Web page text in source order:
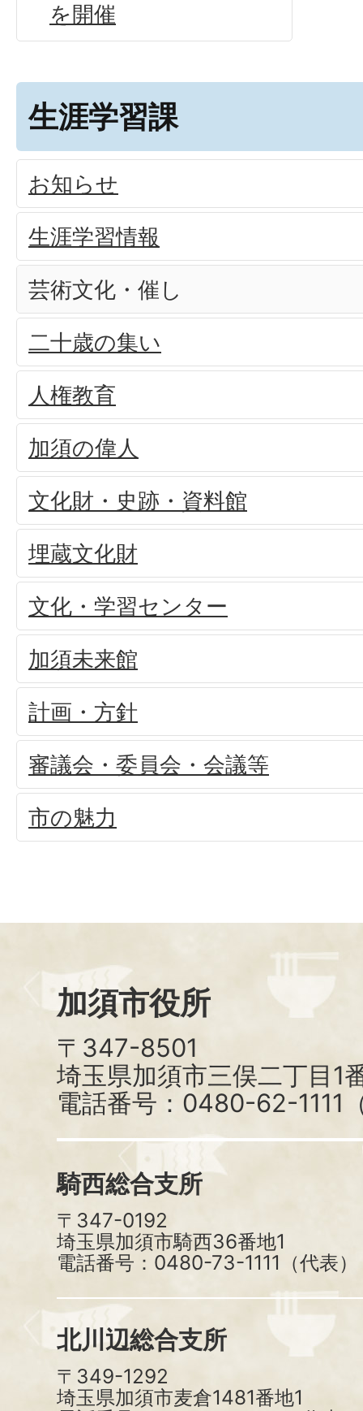
を開催
生涯学習課
お知らせ
生涯学習情報
芸術文化・催し
二十歳の集い
人権教育
加須の偉人
文化財・史跡・資料館
埋蔵文化財
文化・学習センター
加須未来館
計画・方針
審議会・委員会・会議等
市の魅力
加須市役所
〒347-8501
埼玉県加須市三俣二丁目1
電話番号：0480-62-1111
騎西総合支所
〒347-0192
埼玉県加須市騎西36番地1
電話番号：0480-73-1111（代表）
北川辺総合支所
〒349-1292
埼玉県加須市麦倉1481番地1